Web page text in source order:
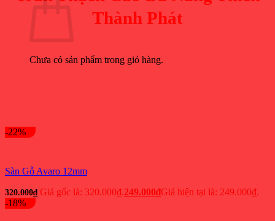
Chưa có sản phẩm trong giỏ hàng.
Thành Phát
-22%
Sàn Gỗ Avaro 12mm
320.000₫ Giá gốc là: 320.000₫.249.000₫Giá hiện tại là: 249.000₫.
-18%